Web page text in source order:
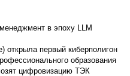
в эпоху LLM
первый киберполигон
образования
цифровизацию ТЭК